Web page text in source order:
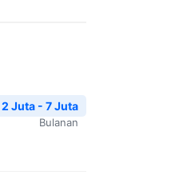
2 Juta - 7 Juta
Bulanan